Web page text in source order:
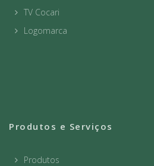
TV Cocari
Logomarca
Produtos e Serviços
Produtos